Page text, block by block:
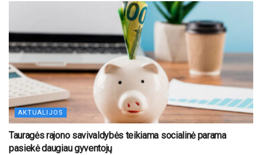
AKTUALIJOS
Tauragės rajono savivaldybės teikiama socialinė parama
pasiekė daugiau gyventojų